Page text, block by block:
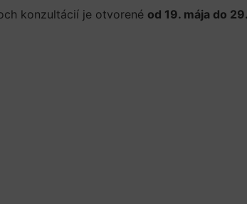
konzultácií je otvorené od 19. mája do